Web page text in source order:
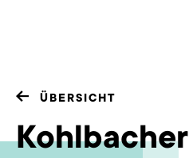
ÜBERSICHT
Kohlbacher